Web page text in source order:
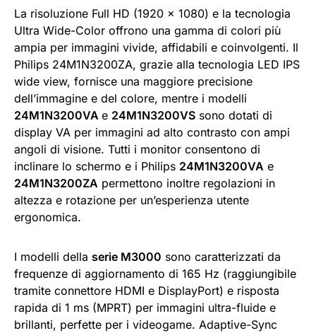
La risoluzione Full HD (1920 x 1080) e la tecnologia
Ultra Wide-Color offrono una gamma di colori più
ampia per immagini vivide, affidabili e coinvolgenti. Il
Philips 24M1N3200ZA, grazie alla tecnologia LED IPS
wide view, fornisce una maggiore precisione
dell’immagine e del colore, mentre i modelli
24M1N3200VA e 24M1N3200VS sono dotati di
display VA per immagini ad alto contrasto con ampi
angoli di visione. Tutti i monitor consentono di
inclinare lo schermo e i Philips 24M1N3200VA e
24M1N3200ZA permettono inoltre regolazioni in
altezza e rotazione per un’esperienza utente
ergonomica.
I modelli della serie M3000 sono caratterizzati da
frequenze di aggiornamento di 165 Hz (raggiungibile
tramite connettore HDMI e DisplayPort) e risposta
rapida di 1 ms (MPRT) per immagini ultra-fluide e
brillanti, perfette per i videogame. Adaptive-Sync